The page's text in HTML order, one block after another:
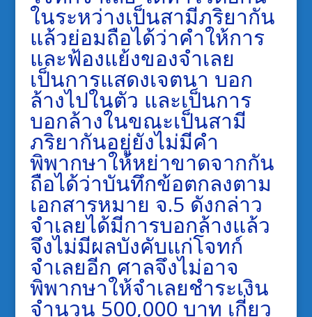
ในระหว่างเป็นสามีภริยากัน
แล้วย่อมถือได้ว่าคำให้การ
และฟ้องแย้งของจำเลย
เป็นการแสดงเจตนา บอก
ล้างไปในตัว และเป็นการ
บอกล้างในขณะเป็นสามี
ภริยากันอยู่ยังไม่มีคำ
พิพากษาให้หย่าขาดจากกัน
ถือได้ว่าบันทึกข้อตกลงตาม
เอกสารหมาย จ.5 ดังกล่าว
จำเลยได้มีการบอกล้างแล้ว
จึงไม่มีผลบังคับแก่โจทก์
จำเลยอีก ศาลจึงไม่อาจ
พิพากษาให้จำเลยชำระเงิน
จำนวน 500,000 บาท เกี่ยว